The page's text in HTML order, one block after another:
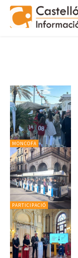
MONCOFA
PARTICIPACIÓ